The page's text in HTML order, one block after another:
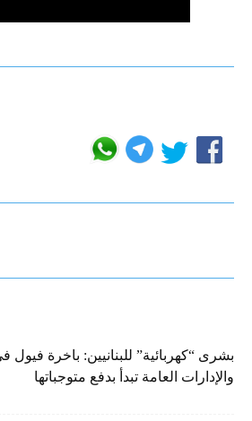
بشرى “كهربائية” للبنانيين: باخرة فيول
والإدارات العامة تبدأ بدفع متوجباتها